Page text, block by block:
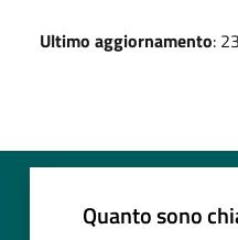
Ultimo aggiornamento:
Quanto sono